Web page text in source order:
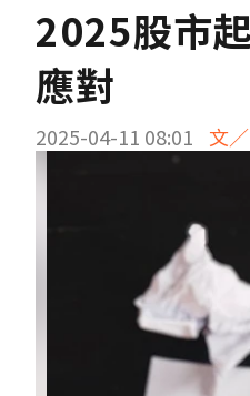
2025股市
應對
2025-04-11 08:01 文